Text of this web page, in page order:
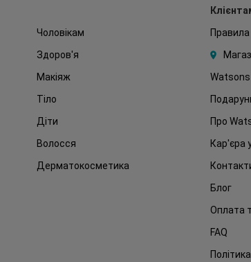
Чоловікам
Здоров'я
Макіяж
Тіло
Діти
Волосся
Дерматокосметика
Watsons
Про
Кар'єра
Блог
Оплата
FAQ